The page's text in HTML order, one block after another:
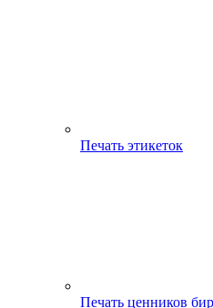
Печать этикеток
Печать ценников